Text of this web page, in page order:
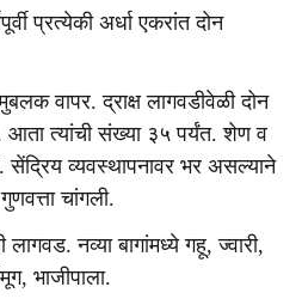
प्रत्येकी अर्धा एकरांत दोन
वापर. द्राक्ष लागवडीवेळी दोन
आता त्यांची संख्या ३५ पर्यंत. शेण व
सेंद्रिय व्यवस्थापनावर भर असल्याने
चांगली.
नव्या बागांमध्ये गहू, ज्वारी,
भाजीपाला.